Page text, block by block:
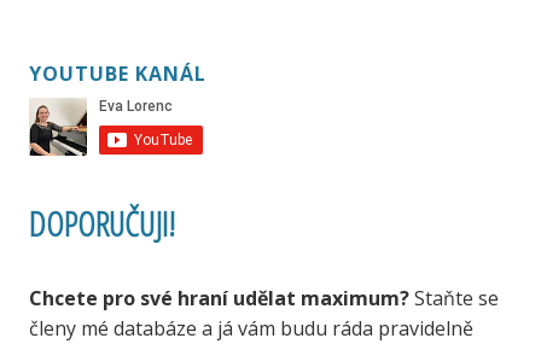
YOUTUBE KANÁL
DOPORUČUJI!
Chcete pro své hraní udělat maximum?Staňte se
členy mé databáze a já vám budu ráda pravidelně